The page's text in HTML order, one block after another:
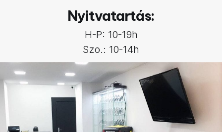
Nyitvatartás:
H-P: 10-19h
Szo.: 10-14h